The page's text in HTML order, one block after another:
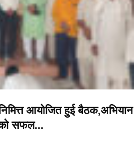
आयोजित हुई बैठक,अभियान
सफल...